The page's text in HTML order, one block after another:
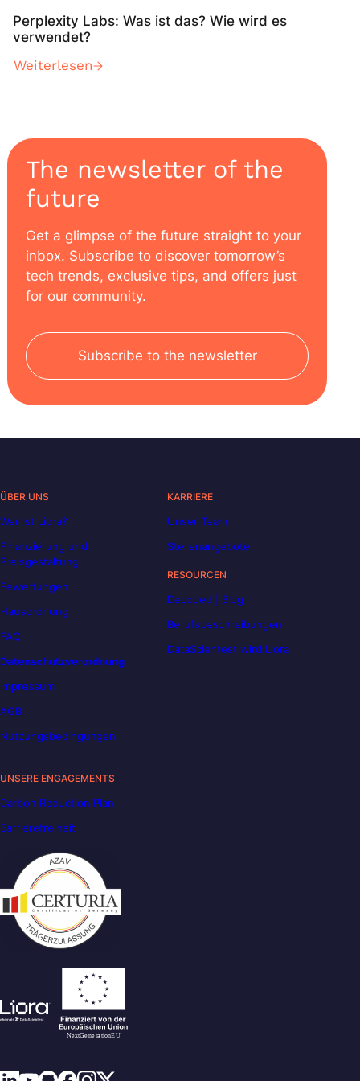
Perplexity Labs: Was ist das? Wie wird es
verwendet?
Weiterlesen
The newsletter of the
future
Get a glimpse of the future straight to your
inbox. Subscribe to discover tomorrow’s
tech trends, exclusive tips, and offers just
for our community.
Subscribe to the newsletter
ÜBER UNS
Wer ist Liora?
Finanzierung und
Preisgestaltung
Bewertungen
Hausordnung
FAQ
Datenschutzverordnung
Impressum
AGB
Nutzungsbedingungen
KARRIERE
Unser Team
Stellenangebote
RESOURCEN
Decoded | Blog
Berufsbeschreibungen
DataScientest wird Liora
UNSERE ENGAGEMENTS
Carbon Reduction Plan
Barrierefreiheit